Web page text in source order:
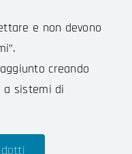
e non devono
creando
a sistemi di